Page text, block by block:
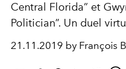
Central Florida” et
Politician”. Un duel
21.11.2019 by François